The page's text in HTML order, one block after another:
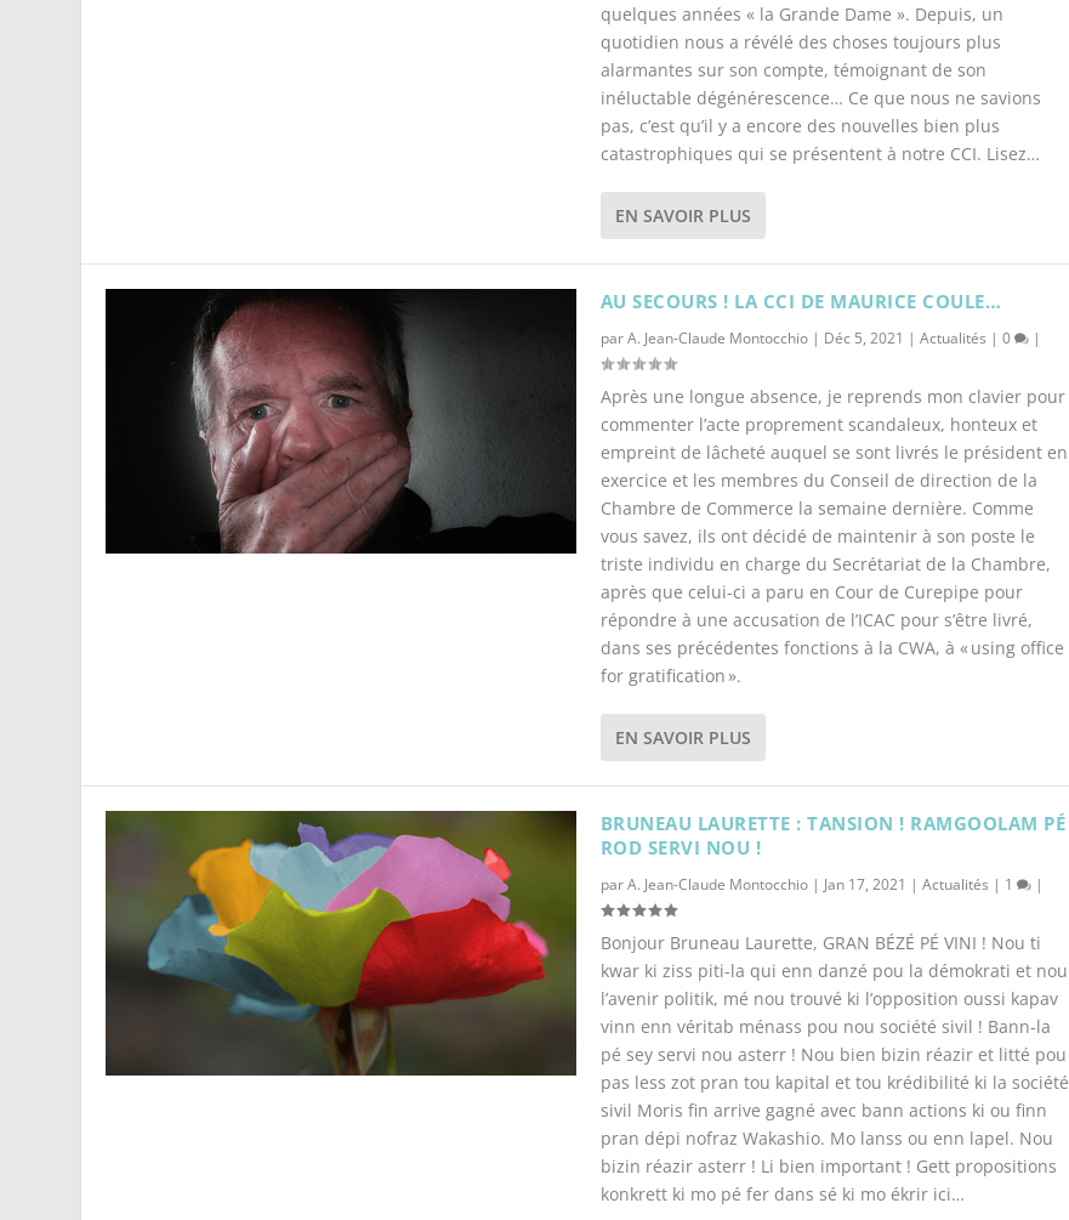
quelques années « la Grande Dame ». Depuis, un
quotidien nous a révélé des choses toujours plus
alarmantes sur son compte, témoignant de son
inéluctable dégénérescence… Ce que nous ne savions
pas, c’est qu’il y a encore des nouvelles bien plus
catastrophiques qui se présentent à notre CCI. Lisez…
EN SAVOIR PLUS
AU SECOURS ! LA CCI DE MAURICE COULE…
parA. Jean-Claude Montocchio| Déc 5, 2021 | Actualités | 0 |
Après une longue absence, je reprends mon clavier pour
commenter l’acte proprement scandaleux, honteux et
empreint de lâcheté auquel se sont livrés le président en
exercice et les membres du Conseil de direction de la
Chambre de Commerce la semaine dernière. Comme
vous savez, ils ont décidé de maintenir à son poste le
triste individu en charge du Secrétariat de la Chambre,
après que celui-ci a paru en Cour de Curepipe pour
répondre à une accusation de l’ICAC pour s’être livré,
dans ses précédentes fonctions à la CWA, à « using office
for gratification ».
EN SAVOIR PLUS
BRUNEAU LAURETTE : TANSION ! RAMGOOLAM PÉ
ROD SERVI NOU !
parA. Jean-Claude Montocchio| Jan 17, 2021 | Actualités | 1 |
Bonjour Bruneau Laurette, GRAN BÉZÉ PÉ VINI ! Nou ti
kwar ki ziss piti-la qui enn danzé pou la démokrati et nou
l’avenir politik, mé nou trouvé ki l’opposition oussi kapav
vinn enn véritab ménass pou nou société sivil ! Bann-la
pé sey servi nou asterr ! Nou bien bizin réazir et litté pou
pas less zot pran tou kapital et tou krédibilité ki la société
sivil Moris fin arrive gagné avec bann actions ki ou finn
pran dépi nofraz Wakashio. Mo lanss ou enn lapel. Nou
bizin réazir asterr ! Li bien important ! Gett propositions
konkrett ki mo pé fer dans sé ki mo ékrir ici…